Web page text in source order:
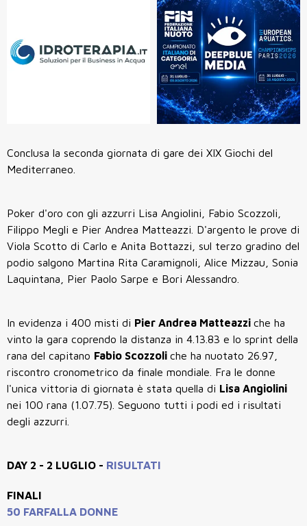
Conclusa la seconda giornata di gare dei XIX Giochi del
Mediterraneo.
Poker d'oro con gli azzurri Lisa Angiolini, Fabio Scozzoli,
Filippo Megli e Pier Andrea Matteazzi. D'argento le prove di
Viola Scotto di Carlo e Anita Bottazzi, sul terzo gradino del
podio salgono Martina Rita Caramignoli, Alice Mizzau, Sonia
Laquintana, Pier Paolo Sarpe e Bori Alessandro.
In evidenza i 400 misti di Pier Andrea Matteazzi che ha
vinto la gara coprendo la distanza in 4.13.83 e lo sprint della
rana del capitano Fabio Scozzoli che ha nuotato 26.97,
riscontro cronometrico da finale mondiale. Fra le donne
l'unica vittoria di giornata è stata quella di Lisa Angiolini
nei 100 rana (1.07.75). Seguono tutti i podi ed i risultati
degli azzurri.
DAY 2 - 2 LUGLIO - RISULTATI
FINALI
50 FARFALLA DONNE